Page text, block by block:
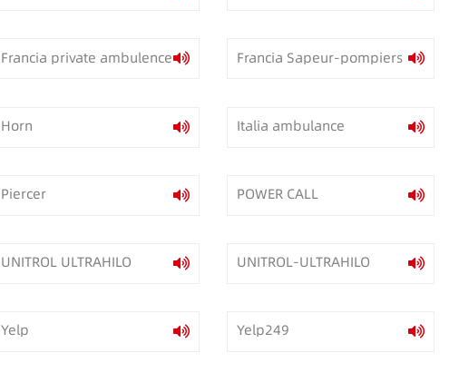
Francia private ambulence Francia Sapeur-pompiers
Horn Italia ambulance
Piercer POWER CALL
UNITROL ULTRAHILO
UNITROL-ULTRAHILO
Yelp Yelp249